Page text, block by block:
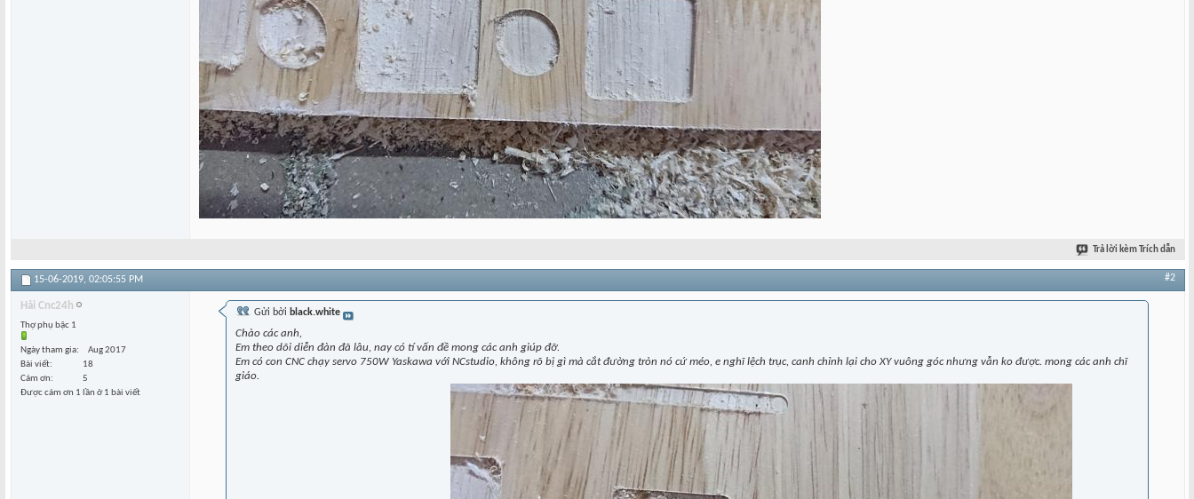
Trả lời kèm Trích dẫn
15-06-2019, 02:05:55 PM #2
Hải Cnc24h
Thợ phụ bậc 1
Ngày tham gia
Aug 2017
Bài viết
18
Cám ơn
5
Được cám ơn 1 lần ở 1 bài viết
Gửi bởi black.white
Chào các anh,
Em theo dõi diễn đàn đã lâu, nay có tí vấn đề mong các anh giúp đỡ.
Em có con CNC chạy servo 750W Yaskawa với NCstudio, không rõ bị gì mà cắt đường tròn nó cứ méo, e nghĩ lệch trục, canh chỉnh lại cho XY vuông góc nhưng vẫn ko được. mong các anh chĩ
giáo.